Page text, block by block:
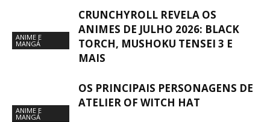
ANIME E
MANGÁ
CRUNCHYROLL REVELA OS
ANIMES DE JULHO 2026: BLACK
TORCH, MUSHOKU TENSEI 3 E
MAIS
ANIME E
MANGÁ
OS PRINCIPAIS PERSONAGENS DE
ATELIER OF WITCH HAT